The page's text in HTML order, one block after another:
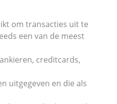
om transacties uit te
een van de meest
creditcards,
uitgegeven en die als